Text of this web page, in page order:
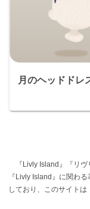
月のヘッドドレ
『Livly Island』『リ
『Livly Island』に関わ
しており、このサイト